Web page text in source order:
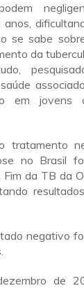
se sabe
da
em jovens
tratamento
no Brasil
da TB da
negativo
de